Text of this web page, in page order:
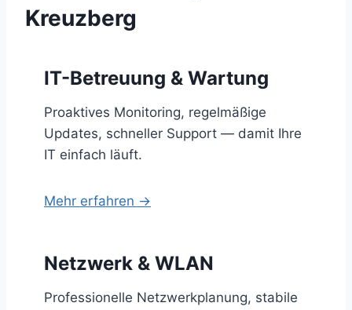
Kreuzberg
IT-Betreuung & Wartung
Proaktives Monitoring, regelmäßige
Updates, schneller Support — damit Ihre
IT einfach läuft.
Mehr erfahren →
Netzwerk & WLAN
Professionelle Netzwerkplanung, stabile